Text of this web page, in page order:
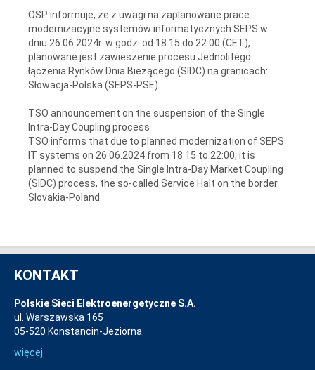
OSP informuje, że z uwagi na zaplanowane prace
modernizacyjne systemów informatycznych SEPS w
dniu 26.06.2024r. w godz. od 18:15 do 22:00 (CET),
planowane jest zawieszenie procesu Jednolitego
łączenia Rynków Dnia Bieżącego (SIDC) na granicach:
Słowacja-Polska (SEPS-PSE).
TSO announcement on the suspension of the Single
Intra-Day Coupling process
TSO informs that due to planned modernization of SEPS
IT systems on 26.06.2024 from 18:15 to 22:00, it is
planned to suspend the Single Intra-Day Market Coupling
(SIDC) process, the so-called Service Halt on the border
Slovakia-Poland.
KONTAKT
Polskie Sieci Elektroenergetyczne S.A.
ul. Warszawska 165
05-520 Konstancin-Jeziorna
więcej